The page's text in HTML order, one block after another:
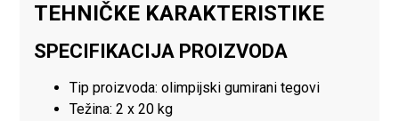
TEHNIČKE KARAKTERISTIKE
SPECIFIKACIJA PROIZVODA
Tip proizvoda: olimpijski gumirani tegovi
Težina: 2 x 20 kg